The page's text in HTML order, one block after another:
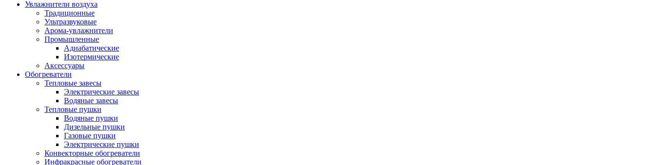
Увлажнители воздуха
Традиционные
Ультразвуковые
Арома-увлажнители
Промышленныe
Адиабатические
Изотермические
Аксессуары
Обогреватели
Тепловые завесы
Электрические завесы
Водяные завесы
Тепловые пушки
Водяные пушки
Дизельные пушки
Газовые пушки
Электрические пушки
Конвекторные обогреватели
Инфракрасные обогреватели